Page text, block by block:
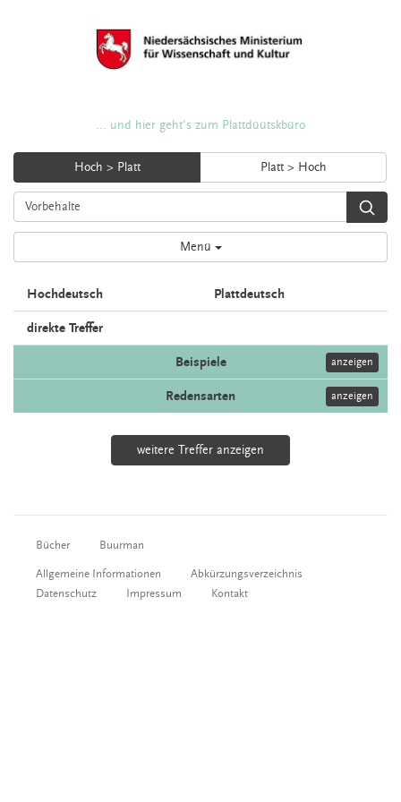
... und hier geht's zum Plattdüütskbüro
Hoch > Platt Platt > Hoch
Menü
Hochdeutsch Plattdeutsch
direkte Treffer
Beispiele anzeigen
Redensarten anzeigen
weitere Treffer anzeigen
Bücher Buurman
Allgemeine Informationen
Abkürzungsverzeichnis
Datenschutz
Impressum Kontakt